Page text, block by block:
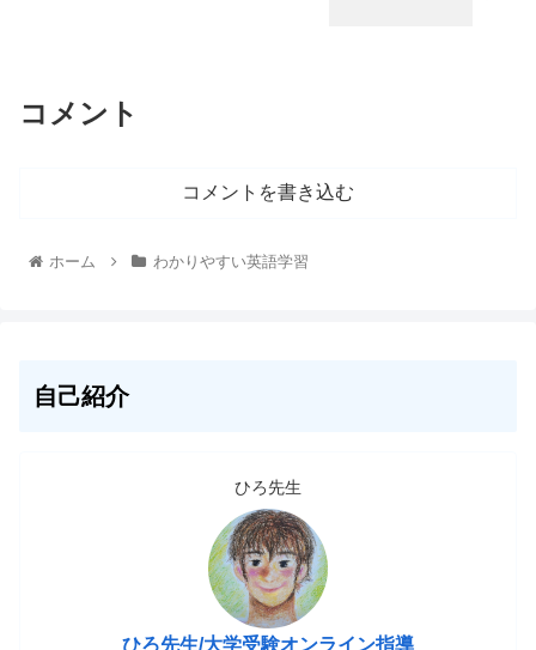
コメント
コメントを書き込む
ホーム わかりやすい英語学習
自己紹介
ひろ先生
ひろ先生/大学受験オンライン指導